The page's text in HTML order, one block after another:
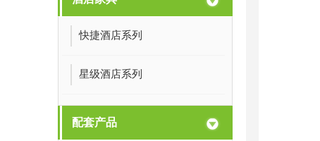
快捷酒店系列
星级酒店系列
配套产品